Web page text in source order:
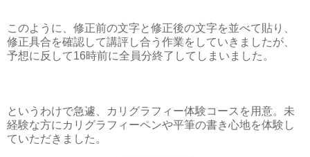
このように、修正前の文字と修正後の文字を並べて貼り、
修正具合を確認して講評し合う作業をしていきましたが、
予想に反して16時前に全員分終了してしまいました。
というわけで急遽、カリグラフィー体験コースを用意。未
経験な方にカリグラフィーペンや平筆の書き心地を体験し
ていただきました。